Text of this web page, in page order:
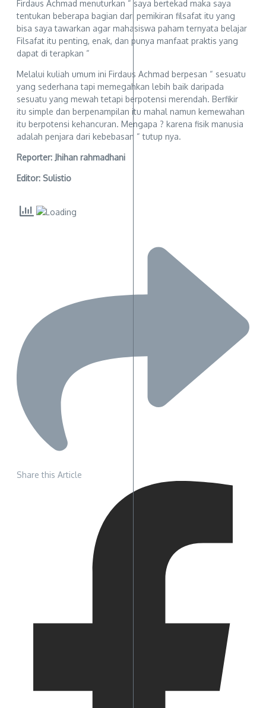
Firdaus Achmad menuturkan “ saya bertekad maka saya
tentukan beberapa bagian dari pemikiran filsafat itu yang
bisa saya tawarkan agar mahasiswa paham ternyata belajar
Filsafat itu penting, enak, dan punya manfaat praktis yang
dapat di terapkan “
Melalui kuliah umum ini Firdaus Achmad berpesan “ sesuatu
yang sederhana tapi memegahkan lebih baik daripada
sesuatu yang mewah tetapi berpotensi merendah. Berfikir
itu simple dan berpenampilan itu mahal namun kemewahan
itu berpotensi kehancuran. Mengapa ? karena fisik manusia
adalah penjara dari kebebasan “ tutup nya.
Reporter: Jhihan rahmadhani
Editor: Sulistio
Share this Article